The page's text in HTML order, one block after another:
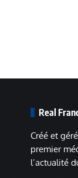
Real
Créé et
premier
l’actualité